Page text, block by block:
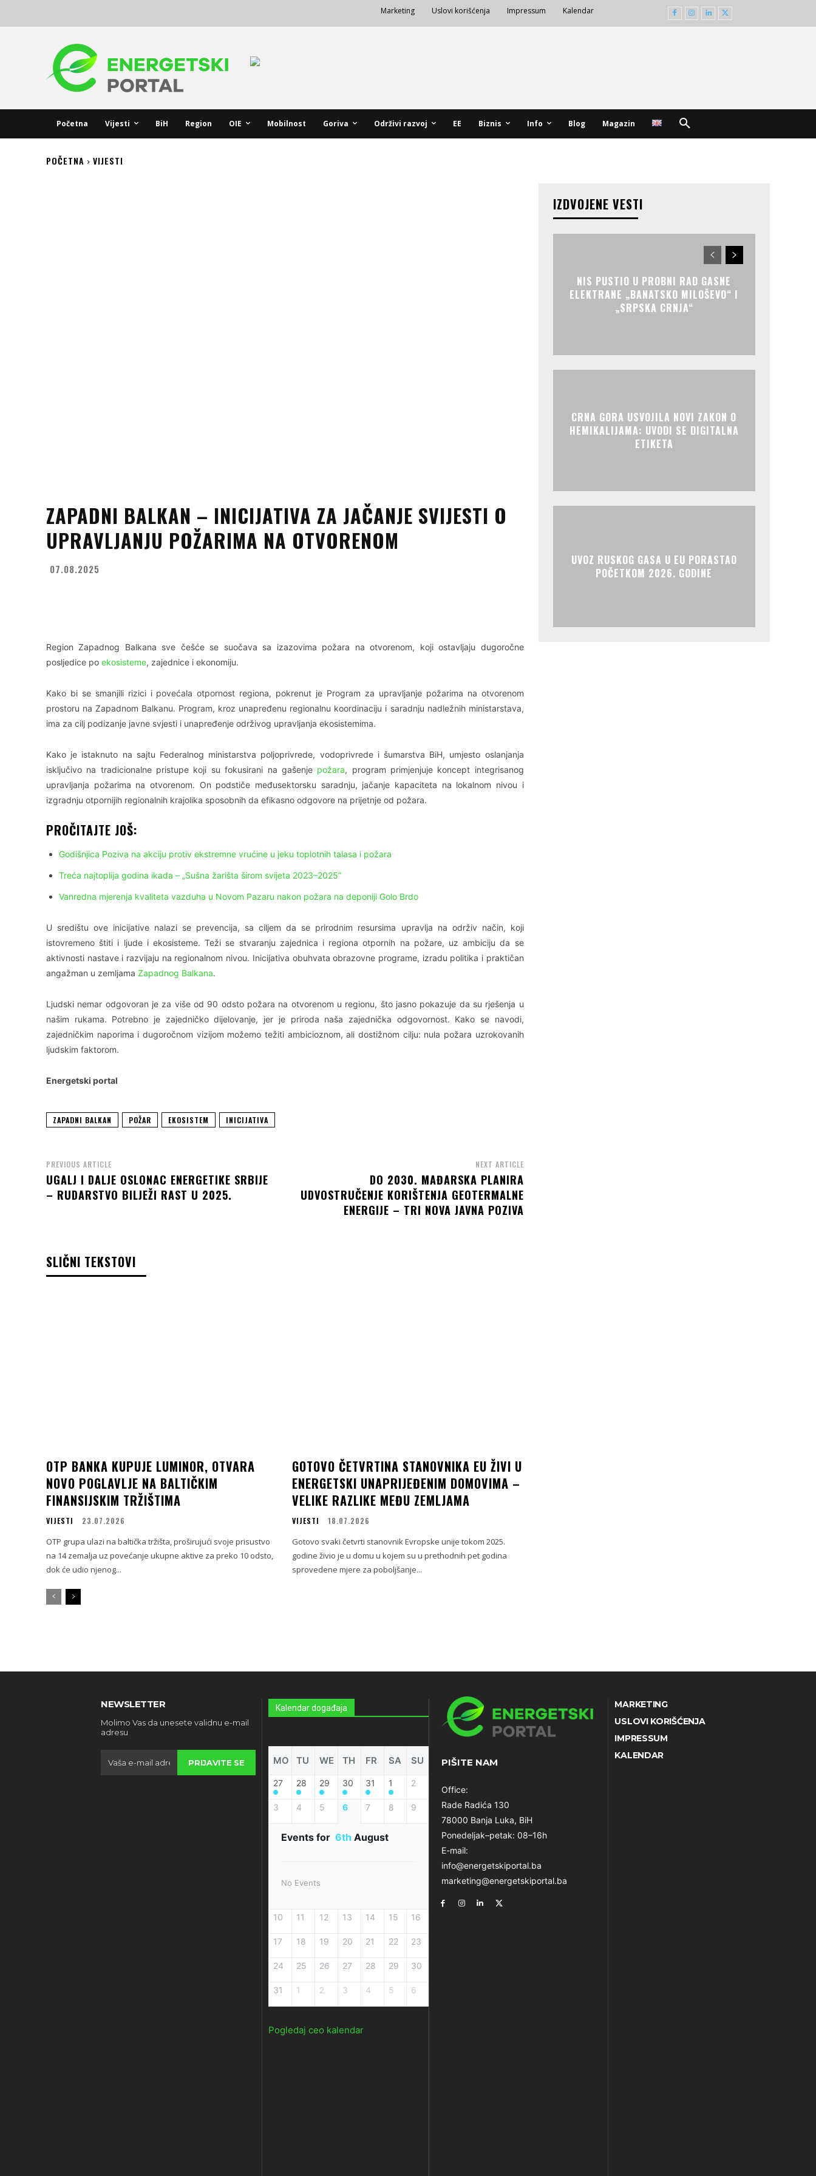
Marketing Uslovi korišćenja Impressum Kalendar
Početna Vijesti BiH Region OIE Mobilnost Goriva Održivi razvoj EE Biznis Info Blog Magazin
POČETNA VIJESTI
ZAPADNI BALKAN – INICIJATIVA ZA JAČANJE SVIJESTI O
UPRAVLJANJU POŽARIMA NA OTVORENOM
07.08.2025
Region Zapadnog Balkana sve češće se suočava sa izazovima požara na otvorenom, koji ostavljaju dugoročne
posljedice po ekosisteme, zajednice i ekonomiju.
Kako bi se smanjili rizici i povećala otpornost regiona, pokrenut je Program za upravljanje požarima na otvorenom
prostoru na Zapadnom Balkanu. Program, kroz unapređenu regionalnu koordinaciju i saradnju nadležnih ministarstava,
ima za cilj podizanje javne svjesti i unapređenje održivog upravljanja ekosistemima.
Kako je istaknuto na sajtu Federalnog ministarstva poljoprivrede, vodoprivrede i šumarstva BiH, umjesto oslanjanja
isključivo na tradicionalne pristupe koji su fokusirani na gašenje požara, program primjenjuje koncept integrisanog
upravljanja požarima na otvorenom. On podstiče međusektorsku saradnju, jačanje kapaciteta na lokalnom nivou i
izgradnju otpornijih regionalnih krajolika sposobnih da efikasno odgovore na prijetnje od požara.
PROČITAJTE JOŠ:
Godišnjica Poziva na akciju protiv ekstremne vrućine u jeku toplotnih talasa i požara
Treća najtoplija godina ikada – „Sušna žarišta širom svijeta 2023–2025”
Vanredna mjerenja kvaliteta vazduha u Novom Pazaru nakon požara na deponiji Golo Brdo
U središtu ove inicijative nalazi se prevencija, sa ciljem da se prirodnim resursima upravlja na održiv način, koji
istovremeno štiti i ljude i ekosisteme. Teži se stvaranju zajednica i regiona otpornih na požare, uz ambiciju da se
aktivnosti nastave i razvijaju na regionalnom nivou. Inicijativa obuhvata obrazovne programe, izradu politika i praktičan
angažman u zemljama Zapadnog Balkana.
Ljudski nemar odgovoran je za više od 90 odsto požara na otvorenom u regionu, što jasno pokazuje da su rješenja u
našim rukama. Potrebno je zajedničko dijelovanje, jer je priroda naša zajednička odgovornost. Kako se navodi,
zajedničkim naporima i dugoročnom vizijom možemo težiti ambicioznom, ali dostižnom cilju: nula požara uzrokovanih
ljudskim faktorom.
Energetski portal
ZAPADNI BALKAN POŽAR EKOSISTEM INICIJATIVA
PREVIOUS ARTICLE
UGALJ I DALJE OSLONAC ENERGETIKE SRBIJE
– RUDARSTVO BILJEŽI RAST U 2025.
NEXT ARTICLE
DO 2030. MAĐARSKA PLANIRA
UDVOSTRUČENJE KORIŠTENJA GEOTERMALNE
ENERGIJE – TRI NOVA JAVNA POZIVA
SLIČNI TEKSTOVI
OTP BANKA KUPUJE LUMINOR, OTVARA
NOVO POGLAVLJE NA BALTIČKIM
FINANSIJSKIM TRŽIŠTIMA
VIJESTI 23.07.2026
OTP grupa ulazi na baltička tržišta, proširujući svoje prisustvo
na 14 zemalja uz povećanje ukupne aktive za preko 10 odsto,
dok će udio njenog...
GOTOVO ČETVRTINA STANOVNIKA EU ŽIVI U
ENERGETSKI UNAPRIJEĐENIM DOMOVIMA –
VELIKE RAZLIKE MEĐU ZEMLJAMA
VIJESTI 18.07.2026
Gotovo svaki četvrti stanovnik Evropske unije tokom 2025.
godine živio je u domu u kojem su u prethodnih pet godina
sprovedene mjere za poboljšanje...
IZDVOJENE VESTI
NIS PUSTIO U PROBNI RAD GASNE
ELEKTRANE „BANATSKO MILOŠEVO“ I
„SRPSKA CRNJA“
CRNA GORA USVOJILA NOVI ZAKON O
HEMIKALIJAMA: UVODI SE DIGITALNA
ETIKETA
UVOZ RUSKOG GASA U EU PORASTAO
POČETKOM 2026. GODINE
NEWSLETTER
Molimo Vas da unesete validnu e-mail
adresu
PRIJAVITE SE
Kalendar događaja
MO TU WE TH FR SA SU
27 28 29 30 31 1 2
3 4 5 6 7 8 9
Events for 6th August
No Events
10 11 12 13 14 15 16
17 18 19 20 21 22 23
24 25 26 27 28 29 30
31 1 2 3 4 5 6
Pogledaj ceo kalendar
PIŠITE NAM
Office:
Rade Radića 130
78000 Banja Luka, BiH
Ponedeljak–petak: 08–16h
E-mail:
info@energetskiportal.ba
marketing@energetskiportal.ba
MARKETING
USLOVI KORIŠĆENJA
IMPRESSUM
KALENDAR